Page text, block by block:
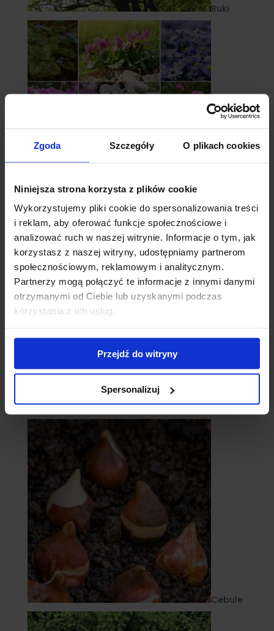
Zgoda Szczegóły O plikach cookies
Niniejsza strona korzysta z plików cookie
Wykorzystujemy pliki cookie do spersonalizowania treści
i reklam, aby oferować funkcje społecznościowe i
analizować ruch w naszej witrynie. Informacje o tym, jak
korzystasz z naszej witryny, udostępniamy partnerom
społecznościowym, reklamowym i analitycznym.
Partnerzy mogą połączyć te informacje z innymi danymi
otrzymanymi od Ciebie lub uzyskanymi podczas
korzystania z ich usług.
Przejdź do witryny
Spersonalizuj
Buki
- surmie
Cebule